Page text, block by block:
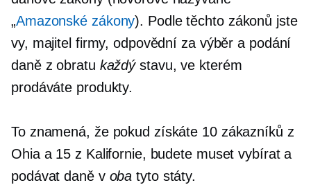
„Amazonské zákony). Podle těchto zákonů jste
vy, majitel firmy, odpovědní za výběr a podání
daně z obratu každýstavu, ve kterém
prodáváte produkty.
To znamená, že pokud získáte 10 zákazníků z
Ohia a 15 z Kalifornie, budete muset vybírat a
podávat daně v obatyto státy.